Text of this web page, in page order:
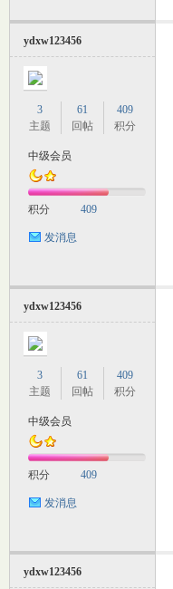
ydxw123456
3
主题
61
回帖
409
积分
中级会员
积分 409
发消息
ydxw123456
3
主题
61
回帖
409
积分
中级会员
积分 409
发消息
ydxw123456